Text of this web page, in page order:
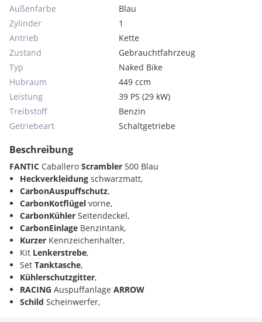
Außenfarbe
Blau
Zylinder
1
Antrieb
Kette
Zustand
Gebrauchtfahrzeug
Typ
Naked Bike
Hubraum
449 ccm
Leistung
39 PS (29 kW)
Treibstoff
Benzin
Getriebeart
Schaltgetriebe
Beschreibung
FANTIC Caballero Scrambler 500 Blau
Heckverkleidung schwarzmatt,
CarbonAuspuffschutz,
CarbonKotflügel vorne,
CarbonKühler Seitendeckel,
CarbonEinlage Benzintank,
Kurzer Kennzeichenhalter,
Kit Lenkerstrebe,
Set Tanktasche,
Kühlerschutzgitter,
RACING Auspuffanlage ARROW
Schild Scheinwerfer,